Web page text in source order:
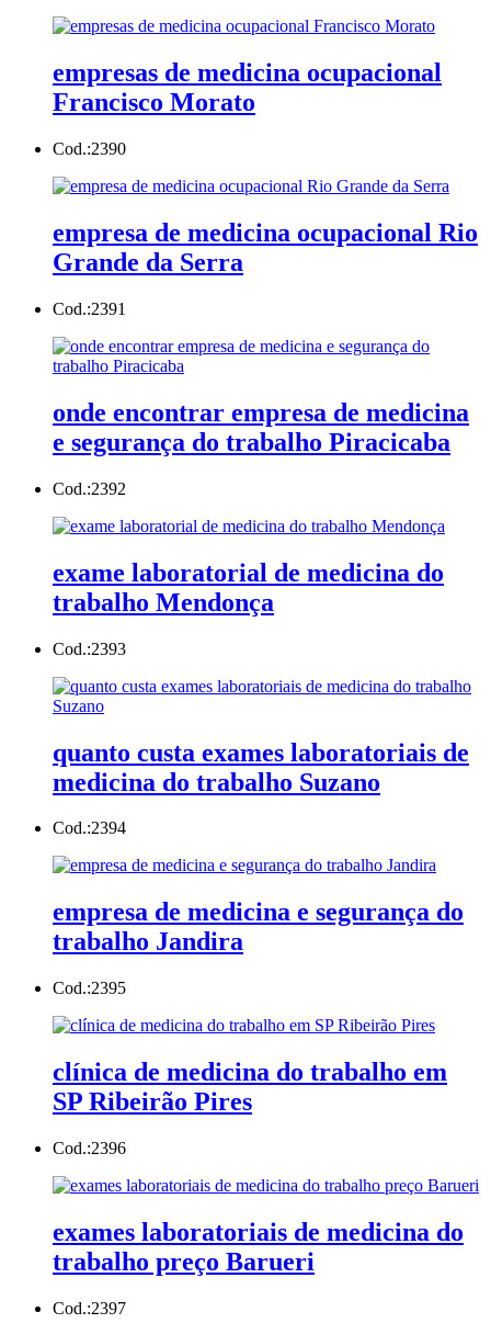
empresas de medicina ocupacional
Francisco Morato
Cod.:2390
empresa de medicina ocupacional Rio
Grande da Serra
Cod.:2391
onde encontrar empresa de medicina
e segurança do trabalho Piracicaba
Cod.:2392
exame laboratorial de medicina do
trabalho Mendonça
Cod.:2393
quanto custa exames laboratoriais de
medicina do trabalho Suzano
Cod.:2394
empresa de medicina e segurança do
trabalho Jandira
Cod.:2395
clínica de medicina do trabalho em
SP Ribeirão Pires
Cod.:2396
exames laboratoriais de medicina do
trabalho preço Barueri
Cod.:2397